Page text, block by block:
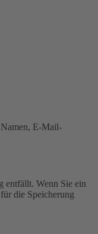
Namen, E-Mail-
entfällt. Wenn Sie ein
die Speicherung